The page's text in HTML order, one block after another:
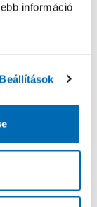
információ
Beállítások